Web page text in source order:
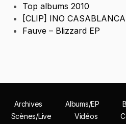
Top albums 2010
[CLIP] INO
Fauve – Blizzard EP
Archives Albums/EP
Scènes/Live
Vidéos